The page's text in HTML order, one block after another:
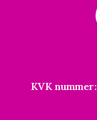
KVK nummer: